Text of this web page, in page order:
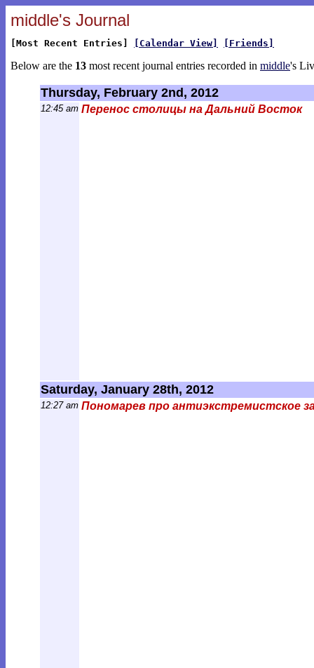
middle's Journal
[Most Recent Entries] [Calendar View] [Friends]
Below are the 13 most recent journal entries recorded in middle's
Thursday, February 2nd, 2012
12:45 am Перенос столицы на Дальний Восток
Saturday, January 28th, 2012
12:27 am Пономарев про антиэкстремистское